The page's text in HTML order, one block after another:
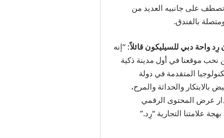
على جانبيه العديد من
بالفندق.
واحة دبي للسيليكون قائلاً: “إنه
نحب موقعنا في أول مدينة ذكية
المتقدمة في دولة
بالابتكار والحداثة والمرح،
عرض المحتوى الرقمي
علامتنا التجارية “رِد.”